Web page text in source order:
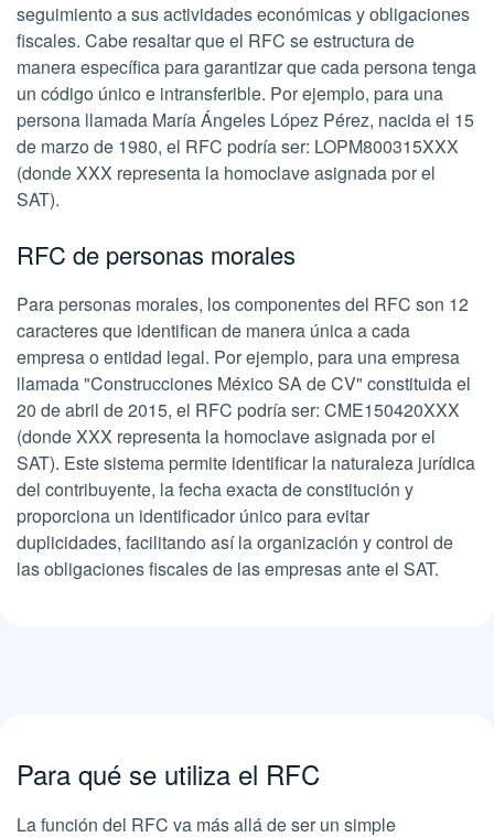
seguimiento a sus actividades económicas y obligaciones
fiscales. Cabe resaltar que el RFC se estructura de
manera específica para garantizar que cada persona tenga
un código único e intransferible. Por ejemplo, para una
persona llamada María Ángeles López Pérez, nacida el 15
de marzo de 1980, el RFC podría ser: LOPM800315XXX
(donde XXX representa la homoclave asignada por el
SAT).
RFC de personas morales
Para personas morales, los componentes del RFC son 12
caracteres que identifican de manera única a cada
empresa o entidad legal. Por ejemplo, para una empresa
llamada "Construcciones México SA de CV" constituida el
20 de abril de 2015, el RFC podría ser: CME150420XXX
(donde XXX representa la homoclave asignada por el
SAT). Este sistema permite identificar la naturaleza jurídica
del contribuyente, la fecha exacta de constitución y
proporciona un identificador único para evitar
duplicidades, facilitando así la organización y control de
las obligaciones fiscales de las empresas ante el SAT.
Para qué se utiliza el RFC
La función del RFC va más allá de ser un simple